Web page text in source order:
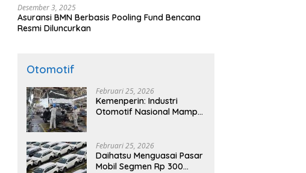
Desember 3, 2025
Asuransi BMN Berbasis Pooling Fund Bencana
Resmi Diluncurkan
Otomotif
Februari 25, 2026
Kemenperin: Industri
Otomotif Nasional Mampu
Februari 25, 2026
Daihatsu Menguasai Pasar
Mobil Segmen Rp 300